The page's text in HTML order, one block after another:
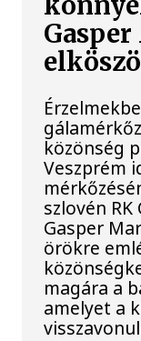
közönség
Veszprém
szlovén
Gasper
örökre
magára a
amelyet a